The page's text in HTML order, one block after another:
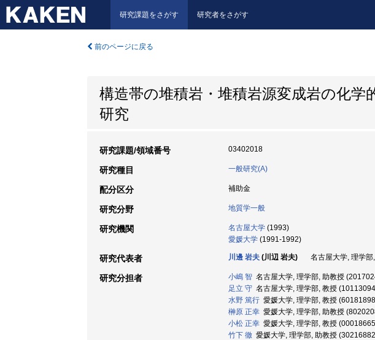
研究課題をさがす 研究者をさがす
前のページに戻る
構造帯の堆積岩・堆積岩源変成岩の化
研究
研究課題/領域番号 03402018
研究種目 一般研究(A)
配分区分 補助金
研究分野 地質学一般
研究機関 名古屋大学 (1993)
愛媛大学 (1991-1992)
研究代表者 川邊 岩夫 (川辺 岩夫) 名古屋大学, 理学
研究分担者 小嶋 智 名古屋大学, 理学部, 助教授
足立 守 名古屋大学, 理学部, 教授
水野 篤行 愛媛大学, 理学部, 教授
榊原 正幸 愛媛大学, 理学部, 助教授
小松 正幸 愛媛大学, 理学部, 教授
竹下 徹 愛媛大学, 理学部, 助教授